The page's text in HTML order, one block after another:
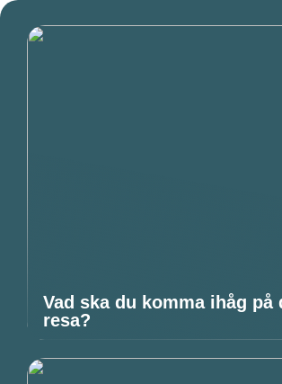
Vad ska du komma ihåg på
resa?